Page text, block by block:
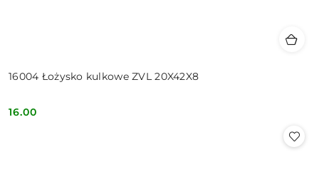
16004 Łożysko kulkowe ZVL 20X42X8
Cena:
16.00